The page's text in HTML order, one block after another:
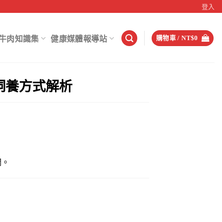
登入
肉知識集 健康媒體報導站 購物車 /NT$0
養方式解析